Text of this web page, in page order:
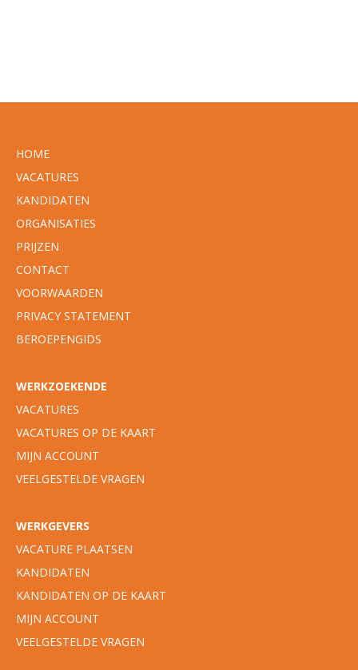
HOME
VACATURES
KANDIDATEN
ORGANISATIES
PRIJZEN
CONTACT
VOORWAARDEN
PRIVACY STATEMENT
BEROEPENGIDS
WERKZOEKENDE
VACATURES
VACATURES OP DE KAART
MIJN ACCOUNT
VEELGESTELDE VRAGEN
WERKGEVERS
VACATURE PLAATSEN
KANDIDATEN
KANDIDATEN OP DE KAART
MIJN ACCOUNT
VEELGESTELDE VRAGEN